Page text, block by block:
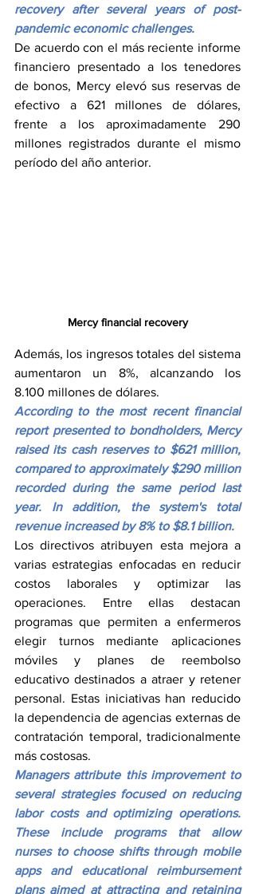
recovery after several years of post-
pandemic economic challenges.
De acuerdo con el más reciente informe
financiero presentado a los tenedores
de bonos, Mercy elevó sus reservas de
efectivo a 621 millones de dólares,
frente a los aproximadamente 290
millones registrados durante el mismo
período del año anterior.
Mercy financial recovery
Además, los ingresos totales del sistema
aumentaron un 8%, alcanzando los
8.100 millones de dólares.
According to the most recent financial
report presented to bondholders, Mercy
raised its cash reserves to $621 million,
compared to approximately $290 million
recorded during the same period last
year. In addition, the system's total
revenue increased by 8% to $8.1 billion.
Los directivos atribuyen esta mejora a
varias estrategias enfocadas en reducir
costos laborales y optimizar las
operaciones. Entre ellas destacan
programas que permiten a enfermeros
elegir turnos mediante aplicaciones
móviles y planes de reembolso
educativo destinados a atraer y retener
personal. Estas iniciativas han reducido
la dependencia de agencias externas de
contratación temporal, tradicionalmente
más costosas.
Managers attribute this improvement to
several strategies focused on reducing
labor costs and optimizing operations.
These include programs that allow
nurses to choose shifts through mobile
apps and educational reimbursement
plans aimed at attracting and retaining